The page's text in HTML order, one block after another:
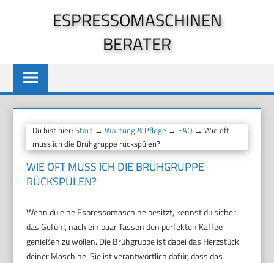
ESPRESSOMASCHINEN
BERATER
Du bist hier:Start →Wartung & Pflege → FAQ → Wie oft
muss ich die Brühgruppe rückspülen?
WIE OFT MUSS ICH DIE BRÜHGRUPPE
RÜCKSPÜLEN?
Wenn du eine Espressomaschine besitzt, kennst du sicher
das Gefühl, nach ein paar Tassen den perfekten Kaffee
genießen zu wollen. Die Brühgruppe ist dabei das Herzstück
deiner Maschine. Sie ist verantwortlich dafür, dass das